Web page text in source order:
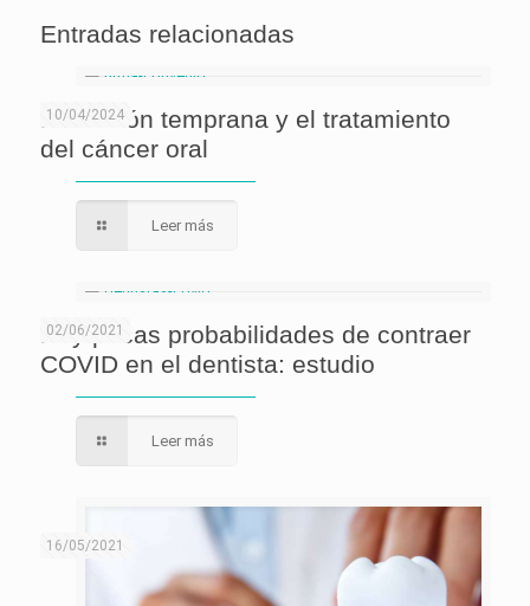
Entradas relacionadas
10/04/2024
Detección temprana y el tratamiento
del cáncer oral
Leer más
02/06/2021
Hay pocas probabilidades de contraer
COVID en el dentista: estudio
Leer más
16/05/2021